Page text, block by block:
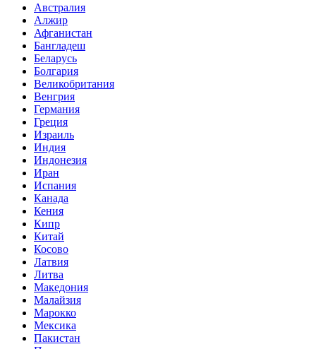
Австралия
Алжир
Афганистан
Бангладеш
Беларусь
Болгария
Великобритания
Венгрия
Германия
Греция
Израиль
Индия
Индонезия
Иран
Испания
Канада
Кения
Кипр
Китай
Косово
Латвия
Литва
Македония
Малайзия
Марокко
Мексика
Пакистан